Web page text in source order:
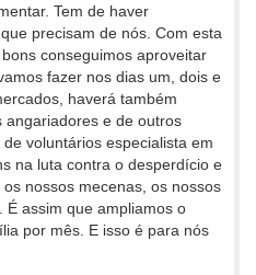
Tem de haver
precisam de nós. Com esta
conseguimos aproveitar
fazer nos dias um, dois e
haverá também
angariadores e de outros
voluntários especialista em
na luta contra o desperdício e
nossos mecenas, os nossos
É assim que ampliamos o
por mês. E isso é para nós